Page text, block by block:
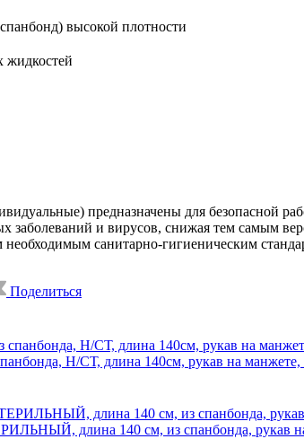
высокой плотности
жидкостей
предназначены для безопасной
заболеваний и вирусов, снижая тем самым
санитарно-гигиеническим
Поделиться
Н/СТ, длина 140см, рукав на
длина 140 см, из спанбонда, рукав